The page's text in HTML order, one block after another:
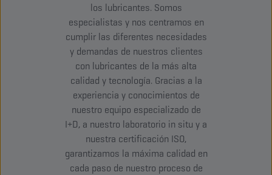
los lubricantes. Somos
especialistas y nos centramos en
cumplir las diferentes necesidades
y demandas de nuestros clientes
con lubricantes de la más alta
calidad y tecnología. Gracias a la
experiencia y conocimientos de
nuestro equipo especializado de
I+D, a nuestro laboratorio in situ y a
nuestra certificación ISO,
garantizamos la máxima calidad en
cada paso de nuestro proceso de